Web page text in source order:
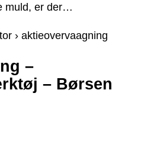
muld, er der…
› aktieovervaagning
–
– Børsen